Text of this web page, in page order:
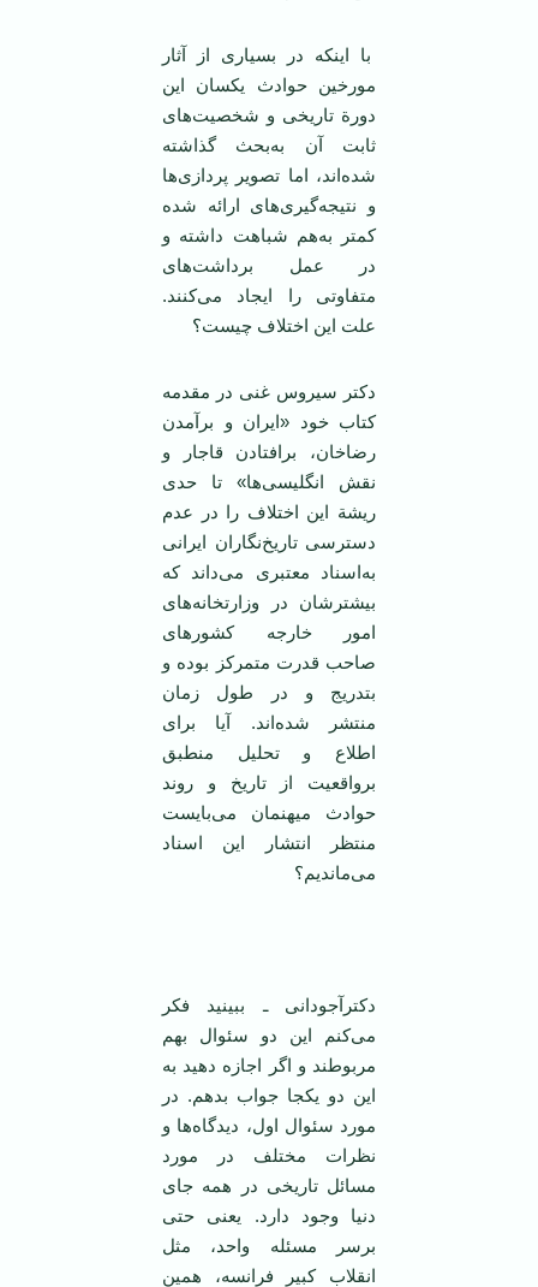
با اینکه در بسیاری از آثار
مورخین حوادث یکسان این
دورة تاریخی و شخصیت‌های
ثابت آن به‌بحث گذاشته
شده‌اند، اما تصویر پردازی‌ها
و نتیجه‌گیری‌های ارائه شده
کمتر به‌هم شباهت داشته و
در عمل برداشت‌های
متفاوتی را ایجاد می‌کنند.
علت این اختلاف چیست؟
دکتر سیروس غنی در مقدمه
کتاب خود «ایران و برآمدن
رضاخان، برافتادن قاجار و
نقش انگلیسی‌ها» تا حدی
ریشة این اختلاف را در عدم
دسترسی تاریخ‌نگاران ایرانی
به‌اسناد معتبری می‌داند که
بیشترشان در وزارتخانه‌های
امور خارجه کشورهای
صاحب قدرت متمرکز بوده و
بتدریج و در طول زمان
منتشر شده‌اند. آیا برای
اطلاع و تحلیل منطبق
برواقعیت از تاریخ و روند
حوادث میهنمان می‌بایست
منتظر انتشار این اسناد
می‌ماندیم؟
دکترآجودانی ـ ببینید فکر
می‌کنم این دو سئوال بهم
مربوطند و اگر اجازه دهید به
این دو یکجا جواب بدهم. در
مورد سئوال اول، دیدگاه‌ها و
نظرات مختلف در مورد
مسائل تاریخی در همه جای
دنیا وجود دارد. یعنی حتی
برسر مسئله واحد، مثل
انقلاب کبیر فرانسه، همین